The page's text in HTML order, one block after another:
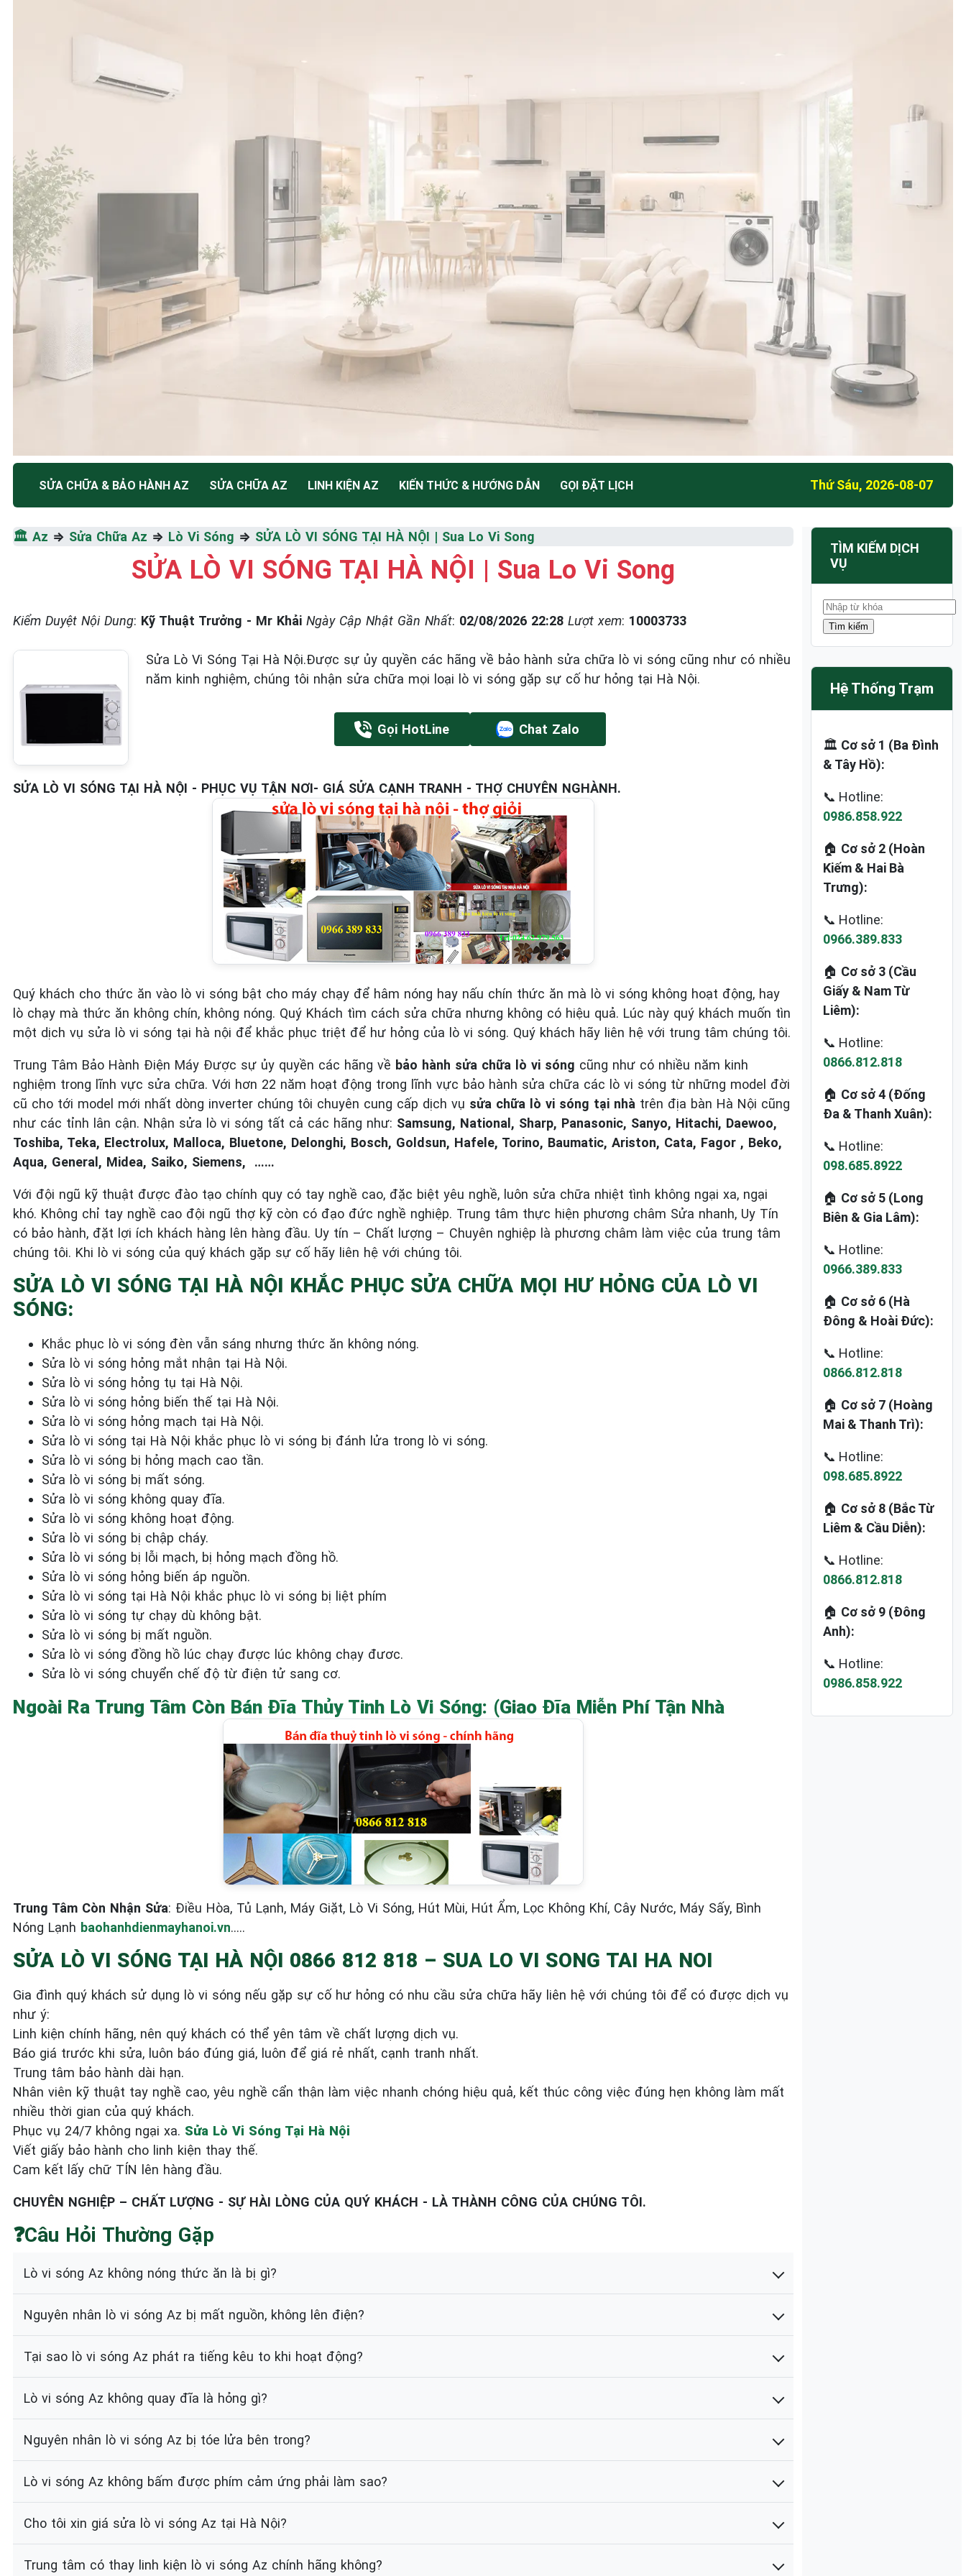
TRUNG TÂM BẢO HÀNH ĐIỆN MÁY HÀ NỘI
SỬA CHỮA & BẢO HÀNH LÒ VI
SÓNG
☎️ 09.86.85.89.22
SỬA CHỮA & BẢO HÀNH AZ SỬA CHỮA AZ LINH KIỆN AZ KIẾN THỨC & HƯỚNG DẪN GỌI ĐẶT LỊCH Thứ Sáu, 2026-08-07
🏛️ Az ⇒ Sửa Chữa Az ⇒ Lò Vi Sóng ⇒ SỬA LÒ VI SÓNG TẠI HÀ NỘI | Sua Lo Vi Song
SỬA LÒ VI SÓNG TẠI HÀ NỘI | Sua Lo Vi Song
Kiểm Duyệt Nội Dung: Kỹ Thuật Trưởng - Mr Khải Ngày Cập Nhật Gần Nhất: 02/08/2026 22:28 Lượt xem: 10003733
Sửa Lò Vi Sóng Tại Hà Nội.Được sự ủy quyền các hãng về bảo hành sửa chữa lò vi sóng cũng như có nhiều
năm kinh nghiệm, chúng tôi nhận sửa chữa mọi loại lò vi sóng gặp sự cố hư hỏng tại Hà Nội.
Gọi HotLine Chat Zalo
SỬA LÒ VI SÓNG TẠI HÀ NỘI - PHỤC VỤ TẬN NƠI- GIÁ SỬA CẠNH TRANH - THỢ CHUYÊN NGHÀNH.
Quý khách cho thức ăn vào lò vi sóng bật cho máy chạy để hâm nóng hay nấu chín thức ăn mà lò vi sóng không hoạt động, hay
lò chạy mà thức ăn không chín, không nóng. Quý Khách tìm cách sửa chữa nhưng không có hiệu quả. Lúc này quý khách muốn tìn
một dịch vụ sửa lò vi sóng tại hà nội để khắc phục triệt để hư hỏng của lò vi sóng. Quý khách hãy liên hệ với trung tâm chúng tôi.
Trung Tâm Bảo Hành Điện Máy Được sự ủy quyền các hãng về bảo hành sửa chữa lò vi sóng cũng như có nhiều năm kinh
nghiệm trong lĩnh vực sửa chữa. Với hơn 22 năm hoạt động trong lĩnh vực bảo hành sửa chữa các lò vi sóng từ những model đời
cũ cho tới model mới nhất dòng inverter chúng tôi chuyên cung cấp dịch vụ sửa chữa lò vi sóng tại nhà trên địa bàn Hà Nội cũng
như các tỉnh lân cận. Nhận sửa lò vi sóng tất cả các hãng như: Samsung, National, Sharp, Panasonic, Sanyo, Hitachi, Daewoo,
Toshiba, Teka, Electrolux, Malloca, Bluetone, Delonghi, Bosch, Goldsun, Hafele, Torino, Baumatic, Ariston, Cata, Fagor , Beko,
Aqua, General, Midea, Saiko, Siemens, ……
Với đội ngũ kỹ thuật được đào tạo chính quy có tay nghề cao, đặc biệt yêu nghề, luôn sửa chữa nhiệt tình không ngại xa, ngại
khó. Không chỉ tay nghề cao đội ngũ thợ kỹ còn có đạo đức nghề nghiệp. Trung tâm thực hiện phương châm Sửa nhanh, Uy Tín
có bảo hành, đặt lợi ích khách hàng lên hàng đầu. Uy tín – Chất lượng – Chuyên nghiệp là phương châm làm việc của trung tâm
chúng tôi. Khi lò vi sóng của quý khách gặp sự cố hãy liên hệ với chúng tôi.
SỬA LÒ VI SÓNG TẠI HÀ NỘI KHẮC PHỤC SỬA CHỮA MỌI HƯ HỎNG CỦA LÒ VI
SÓNG:
Khắc phục lò vi sóng đèn vẫn sáng nhưng thức ăn không nóng.
Sửa lò vi sóng hỏng mắt nhận tại Hà Nội.
Sửa lò vi sóng hỏng tụ tại Hà Nội.
Sửa lò vi sóng hỏng biến thế tại Hà Nội.
Sửa lò vi sóng hỏng mạch tại Hà Nội.
Sửa lò vi sóng tại Hà Nội khắc phục lò vi sóng bị đánh lửa trong lò vi sóng.
Sửa lò vi sóng bị hỏng mạch cao tần.
Sửa lò vi sóng bị mất sóng.
Sửa lò vi sóng không quay đĩa.
Sửa lò vi sóng không hoạt động.
Sửa lò vi sóng bị chập cháy.
Sửa lò vi sóng bị lỗi mạch, bị hỏng mạch đồng hồ.
Sửa lò vi sóng hỏng biến áp nguồn.
Sửa lò vi sóng tại Hà Nội khắc phục lò vi sóng bị liệt phím
Sửa lò vi sóng tự chạy dù không bật.
Sửa lò vi sóng bị mất nguồn.
Sửa lò vi sóng đồng hồ lúc chạy được lúc không chạy đươc.
Sửa lò vi sóng chuyển chế độ từ điện tử sang cơ.
Ngoài Ra Trung Tâm Còn Bán Đĩa Thủy Tinh Lò Vi Sóng: (Giao Đĩa Miễn Phí Tận Nhà
Trung Tâm Còn Nhận Sửa: Điều Hòa, Tủ Lạnh, Máy Giặt, Lò Vi Sóng, Hút Mùi, Hút Ẩm, Lọc Không Khí, Cây Nước, Máy Sấy, Bình
Nóng Lạnh baohanhdienmayhanoi.vn…..
SỬA LÒ VI SÓNG TẠI HÀ NỘI 0866 812 818 – SUA LO VI SONG TAI HA NOI
Gia đình quý khách sử dụng lò vi sóng nếu gặp sự cố hư hỏng có nhu cầu sửa chữa hãy liên hệ với chúng tôi để có được dịch vụ
như ý:
Linh kiện chính hãng, nên quý khách có thể yên tâm về chất lượng dịch vụ.
Báo giá trước khi sửa, luôn báo đúng giá, luôn để giá rẻ nhất, cạnh tranh nhất.
Trung tâm bảo hành dài hạn.
Nhân viên kỹ thuật tay nghề cao, yêu nghề cẩn thận làm việc nhanh chóng hiệu quả, kết thúc công việc đúng hẹn không làm mất
nhiều thời gian của quý khách.
Phục vụ 24/7 không ngại xa. Sửa Lò Vi Sóng Tại Hà Nội
Viết giấy bảo hành cho linh kiện thay thế.
Cam kết lấy chữ TÍN lên hàng đầu.
CHUYÊN NGHIỆP – CHẤT LƯỢNG - SỰ HÀI LÒNG CỦA QUÝ KHÁCH - LÀ THÀNH CÔNG CỦA CHÚNG TÔI.
❓Câu Hỏi Thường Gặp
Lò vi sóng Az không nóng thức ăn là bị gì?
Nguyên nhân lò vi sóng Az bị mất nguồn, không lên điện?
Tại sao lò vi sóng Az phát ra tiếng kêu to khi hoạt động?
Lò vi sóng Az không quay đĩa là hỏng gì?
Nguyên nhân lò vi sóng Az bị tóe lửa bên trong?
Lò vi sóng Az không bấm được phím cảm ứng phải làm sao?
Cho tôi xin giá sửa lò vi sóng Az tại Hà Nội?
Trung tâm có thay linh kiện lò vi sóng Az chính hãng không?
TÌM KIẾM DỊCH
VỤ
Hệ Thống Trạm
🏛️ Cơ sở 1 (Ba Đình
& Tây Hồ):
📞 Hotline:
0986.858.922
🏠 Cơ sở 2 (Hoàn
Kiếm & Hai Bà
Trưng):
📞 Hotline:
0966.389.833
🏠 Cơ sở 3 (Cầu
Giấy & Nam Từ
Liêm):
📞 Hotline:
0866.812.818
🏠 Cơ sở 4 (Đống
Đa & Thanh Xuân):
📞 Hotline:
098.685.8922
🏠 Cơ sở 5 (Long
Biên & Gia Lâm):
📞 Hotline:
0966.389.833
🏠 Cơ sở 6 (Hà
Đông & Hoài Đức):
📞 Hotline:
0866.812.818
🏠 Cơ sở 7 (Hoàng
Mai & Thanh Trì):
📞 Hotline:
098.685.8922
🏠 Cơ sở 8 (Bắc Từ
Liêm & Cầu Diễn):
📞 Hotline:
0866.812.818
🏠 Cơ sở 9 (Đông
Anh):
📞 Hotline:
0986.858.922